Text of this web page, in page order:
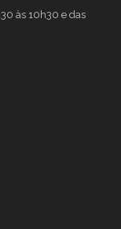
às 10h30 e das